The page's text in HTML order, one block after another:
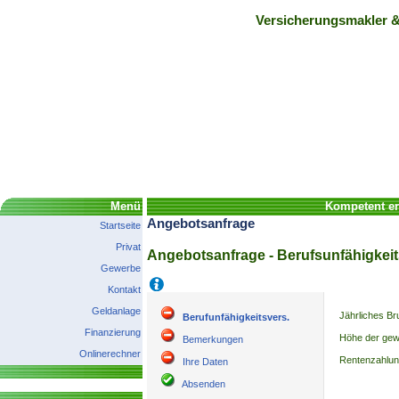
Versicherungsmakler
Menü
Startseite
Privat
Gewerbe
Kontakt
Geldanlage
Finanzierung
Onlinerechner
Kompetent
Angebotsanfrage
Angebotsanfrage -
Berufunfähigkeitsvers.
Bemerkungen
Ihre Daten
Absenden
Jährliches
Höhe der